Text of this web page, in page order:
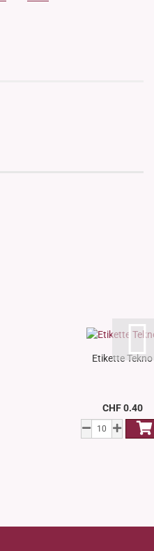
Etikette Tekno
CHF 0.40